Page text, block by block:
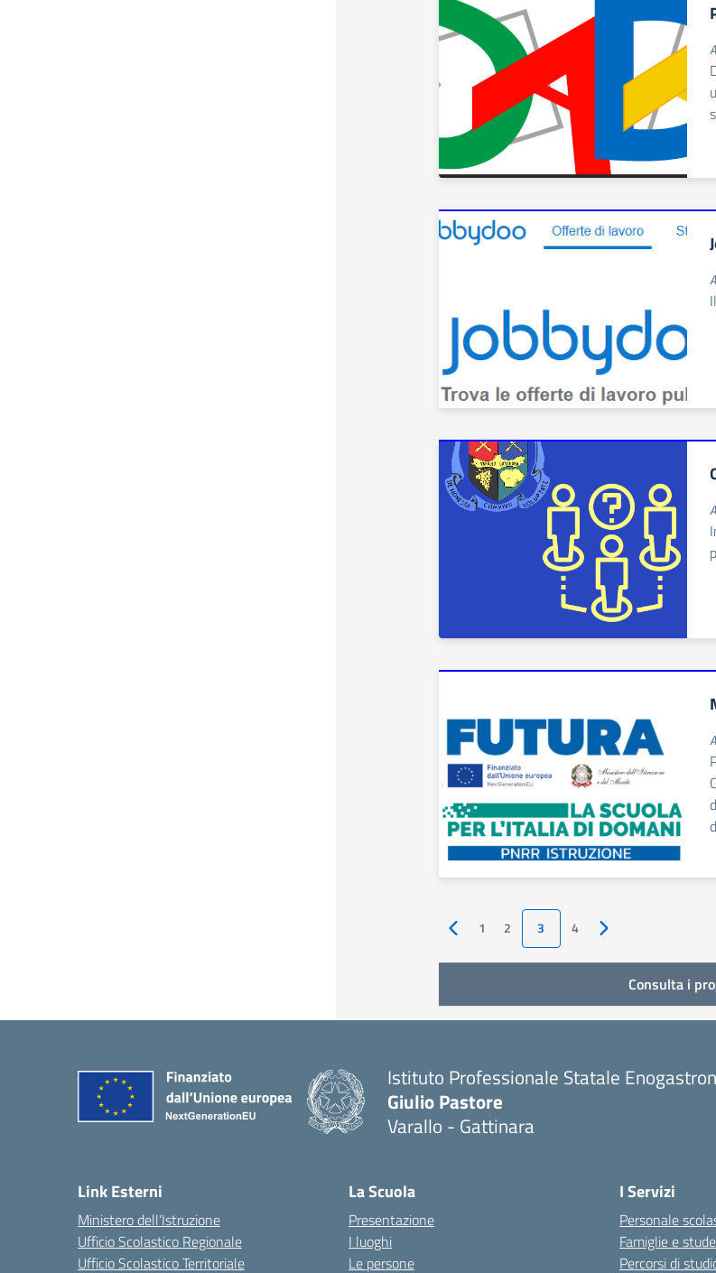
Pagina precedente
1 2 3 4 Pagina successiva
Consulta i
Istituto Professionale Statale
Giulio Pastore
Varallo - Gattinara
Link Esterni
Ministero dell’Istruzione
Ufficio Scolastico Regionale
Ufficio Scolastico Territoriale
La Scuola
Presentazione
I luoghi
Le persone
I Servizi
Personale
Famiglie e
Percorsi di